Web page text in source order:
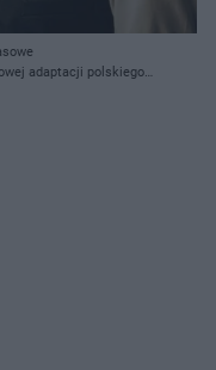
adaptacji polskiego